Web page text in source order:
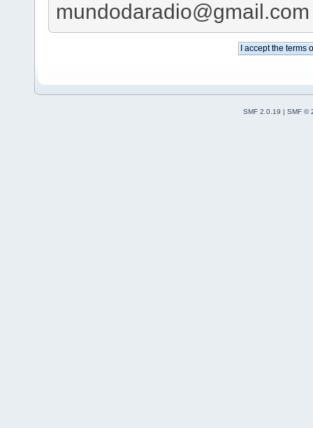
mundodaradio@gmail.com
SMF 2.0.19 | SMF ©